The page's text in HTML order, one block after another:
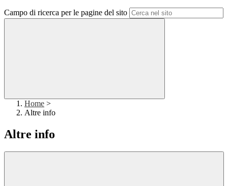
Campo di ricerca per le pagine del sito
Home >
Altre info
Altre info